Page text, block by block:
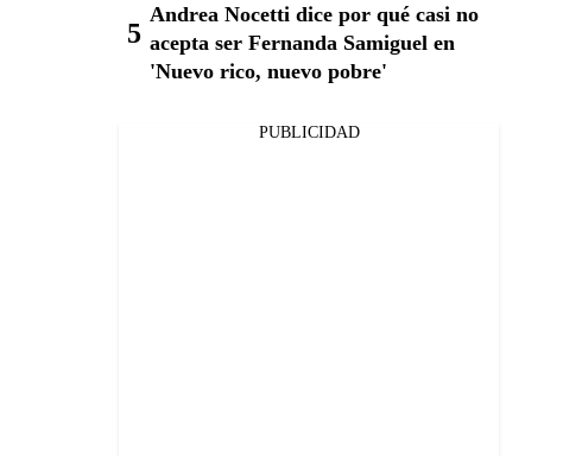
Andrea Nocetti dice por qué casi no
acepta ser Fernanda Samiguel en
'Nuevo rico, nuevo pobre'
PUBLICIDAD